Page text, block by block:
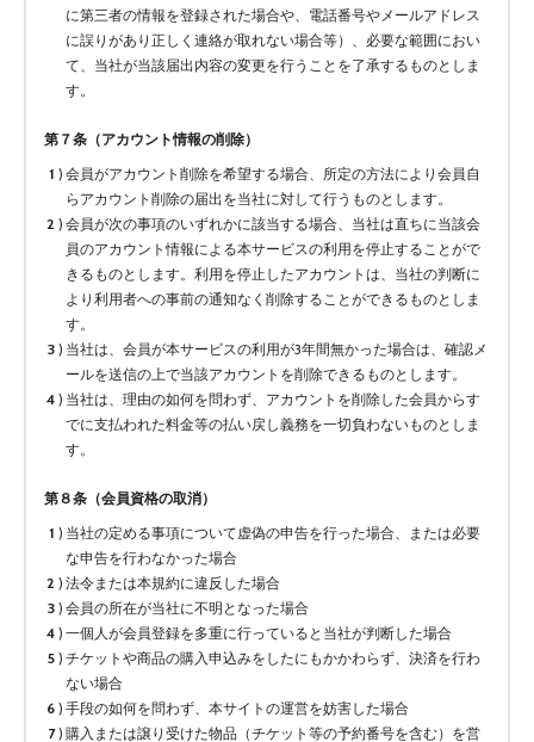
に第三者の情報を登録された場合や、電話番号やメールアドレス
に誤りがあり正しく連絡が取れない場合等）、必要な範囲におい
て、当社が当該届出内容の変更を行うことを了承するものとしま
す。
第７条（アカウント情報の削除）
会員がアカウント削除を希望する場合、所定の方法により会員自
らアカウント削除の届出を当社に対して行うものとします。
会員が次の事項のいずれかに該当する場合、当社は直ちに当該会
員のアカウント情報による本サービスの利用を停止することがで
きるものとします。利用を停止したアカウントは、当社の判断に
より利用者への事前の通知なく削除することができるものとしま
す。
当社は、会員が本サービスの利用が3年間無かった場合は、確認メ
ールを送信の上で当該アカウントを削除できるものとします。
当社は、理由の如何を問わず、アカウントを削除した会員からす
でに支払われた料金等の払い戻し義務を一切負わないものとしま
す。
第８条（会員資格の取消）
当社の定める事項について虚偽の申告を行った場合、または必要
な申告を行わなかった場合
法令または本規約に違反した場合
会員の所在が当社に不明となった場合
一個人が会員登録を多重に行っていると当社が判断した場合
チケットや商品の購入申込みをしたにもかかわらず、決済を行わ
ない場合
手段の如何を問わず、本サイトの運営を妨害した場合
購入または譲り受けた物品（チケット等の予約番号を含む）を営